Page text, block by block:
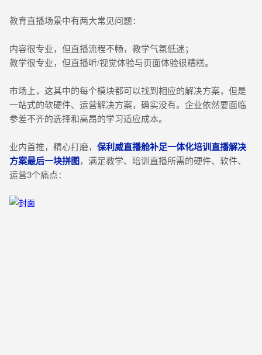
教育直播场景中有两大常见问题：
内容很专业，但直播流程不畅，教学气氛低迷；
教学很专业，但直播听/视觉体验与页面体验很糟糕。
市场上，这其中的每个模块都可以找到相应的解决方案，但是
一站式的软硬件、运营解决方案，确实没有。企业依然要面临
参差不齐的选择和高昂的学习适应成本。
业内首推，精心打磨， 保利威直播舱补足一体化培训直播解决
方案最后一块拼图，满足教学、培训直播所需的硬件、软件、
运营3个痛点：